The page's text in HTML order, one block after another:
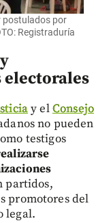
postulados por
Registraduría
electorales
y elConsejo
no pueden
testigos
partidos,
promotores del
legal.